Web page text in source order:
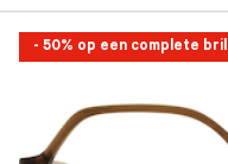
- 50% op een complete bril